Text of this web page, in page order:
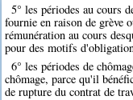
5° les périodes au cours
fournie en raison de grève
rémunération au cours
pour des motifs
6° les périodes de
chômage, parce qu'il
de rupture du contrat de